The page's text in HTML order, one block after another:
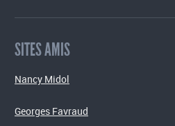
SITES AMIS
Nancy Midol
Georges Favraud